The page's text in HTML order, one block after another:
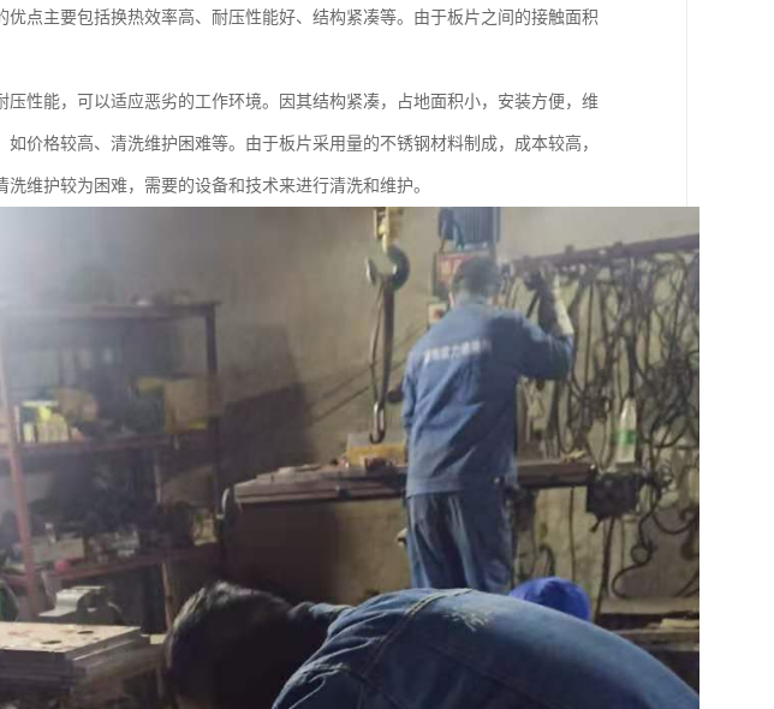
点主要包括换热效率高、耐压性能好、结构紧凑等。由于板片之间的接触面积
性能，可以适应恶劣的工作环境。因其结构紧凑，占地面积小，安装方便，维
价格较高、清洗维护困难等。由于板片采用量的不锈钢材料制成，成本较高，
维护较为困难，需要的设备和技术来进行清洗和维护。